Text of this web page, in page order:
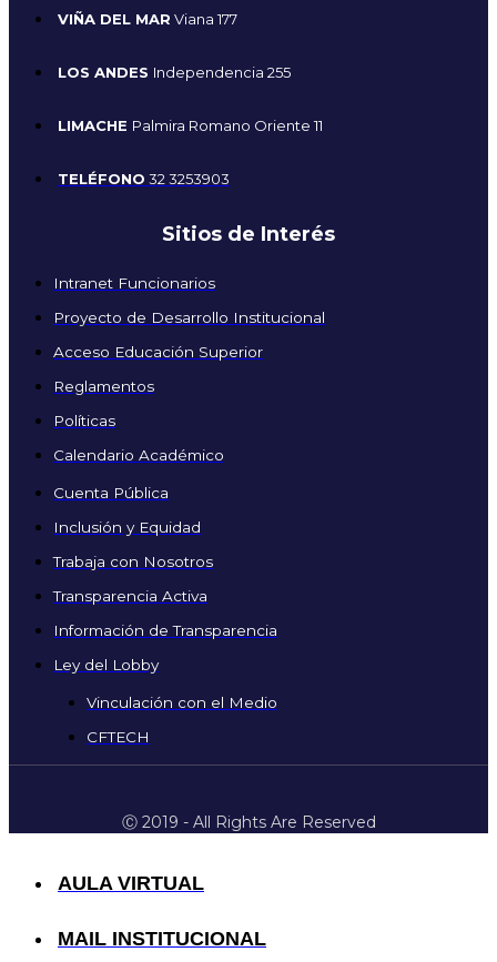
VIÑA DEL MAR Viana 177
LOS ANDES Independencia 255
LIMACHE Palmira Romano Oriente 11
TELÉFONO 32 3253903
Sitios de Interés
Intranet Funcionarios
Proyecto de Desarrollo Institucional
Acceso Educación Superior
Reglamentos
Políticas
Calendario Académico
Cuenta Pública
Inclusión y Equidad
Trabaja con Nosotros
Transparencia Activa
Información de Transparencia
Ley del Lobby
Vinculación con el Medio
CFTECH
Ⓒ 2019 - All Rights Are Reserved
AULA VIRTUAL
MAIL INSTITUCIONAL